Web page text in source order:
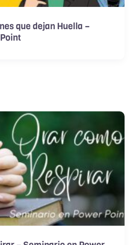
que dejan Huella –